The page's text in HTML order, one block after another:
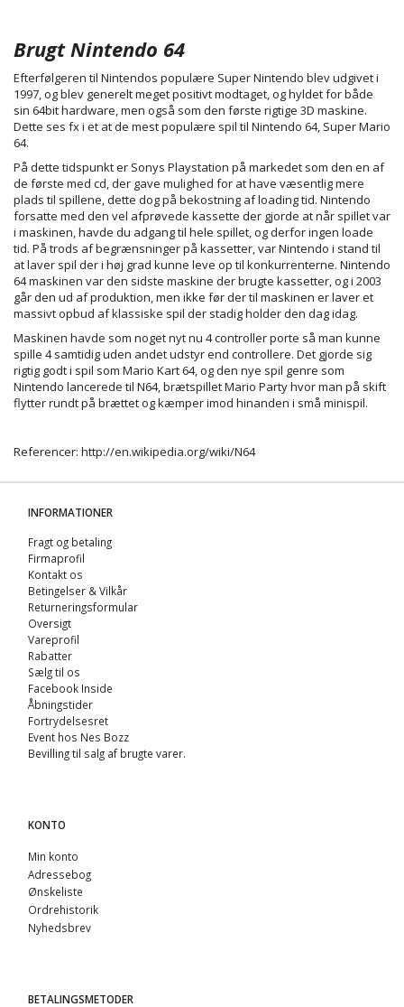
Brugt Nintendo 64
Efterfølgeren til Nintendos populære Super Nintendo blev udgivet i
1997, og blev generelt meget positivt modtaget, og hyldet for både
sin 64bit hardware, men også som den første rigtige 3D maskine.
Dette ses fx i et at de mest populære spil til Nintendo 64, Super Mario
64.
På dette tidspunkt er Sonys Playstation på markedet som den en af
de første med cd, der gave mulighed for at have væsentlig mere
plads til spillene, dette dog på bekostning af loading tid. Nintendo
forsatte med den vel afprøvede kassette der gjorde at når spillet var
i maskinen, havde du adgang til hele spillet, og derfor ingen loade
tid. På trods af begrænsninger på kassetter, var Nintendo i stand til
at laver spil der i høj grad kunne leve op til konkurrenterne. Nintendo
64 maskinen var den sidste maskine der brugte kassetter, og i 2003
går den ud af produktion, men ikke før der til maskinen er laver et
massivt opbud af klassiske spil der stadig holder den dag idag.
Maskinen havde som noget nyt nu 4 controller porte så man kunne
spille 4 samtidig uden andet udstyr end controllere. Det gjorde sig
rigtig godt i spil som Mario Kart 64, og den nye spil genre som
Nintendo lancerede til N64, brætspillet Mario Party hvor man på skift
flytter rundt på brættet og kæmper imod hinanden i små minispil.
Referencer: http://en.wikipedia.org/wiki/N64
INFORMATIONER
Fragt og betaling
Firmaprofil
Kontakt os
Betingelser & Vilkår
Returneringsformular
Oversigt
Vareprofil
Rabatter
Sælg til os
Facebook Inside
Åbningstider
Fortrydelsesret
Event hos Nes Bozz
Bevilling til salg af brugte varer.
KONTO
Min konto
Adressebog
Ønskeliste
Ordrehistorik
Nyhedsbrev
BETALINGSMETODER